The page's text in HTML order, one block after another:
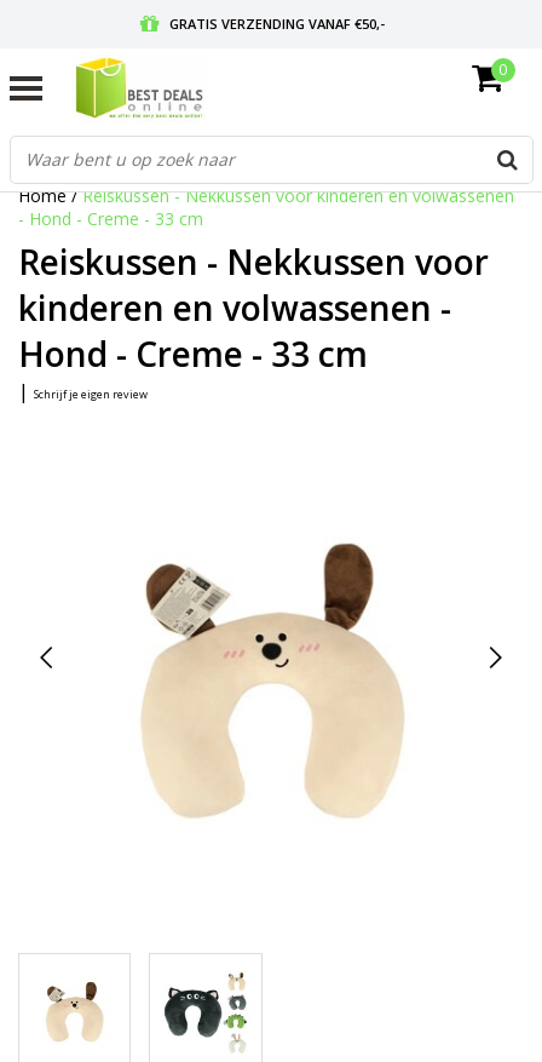
GRATIS VERZENDING VANAF €50,-
GRATIS RETOURNEREN EN 30 DAGEN BEDENKTIJD
0
Home/Reiskussen - Nekkussen voor kinderen en volwassenen
- Hond - Creme - 33 cm
Reiskussen - Nekkussen voor
kinderen en volwassenen -
Hond - Creme - 33 cm
| Schrijf je eigen review